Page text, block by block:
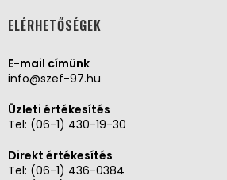
ELÉRHETŐSÉGEK
E-mail címünk
info@szef-97.hu
Üzleti értékesítés
Tel: (06-1) 430-19-30
Direkt értékesítés
Tel: (06-1) 436-0384